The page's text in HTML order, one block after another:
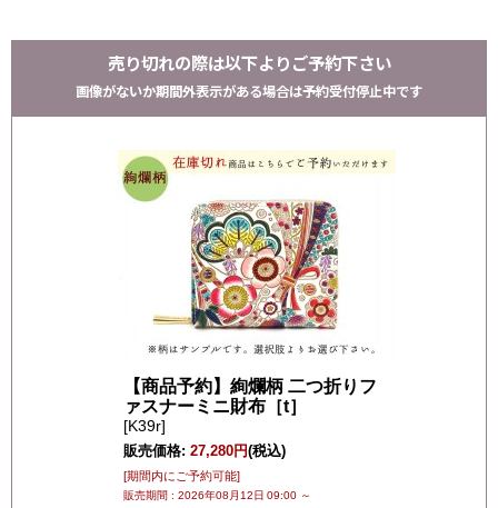
売り切れの際は以下よりご予約下さい
画像がないか期間外表示がある場合は予約受付停止中です